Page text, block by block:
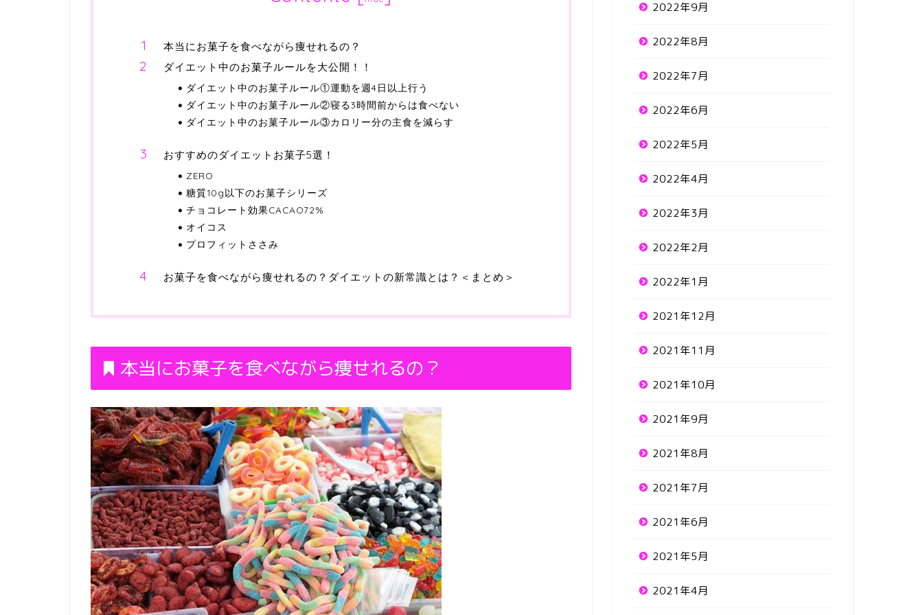
本当にお菓子を食べながら痩せれるの？
ダイエット中のお菓子ルールを大公開！！
ダイエット中のお菓子ルール①運動を週4日以上行う
ダイエット中のお菓子ルール②寝る3時間前からは食べない
ダイエット中のお菓子ルール③カロリー分の主食を減らす
おすすめのダイエットお菓子5選！
ZERO
糖質10g以下のお菓子シリーズ
チョコレート効果CACAO72%
オイコス
プロフィットささみ
お菓子を食べながら痩せれるの？ダイエットの新常識とは？＜まとめ＞
本当にお菓子を食べながら痩せれるの？
2022年9月
2022年8月
2022年7月
2022年6月
2022年5月
2022年4月
2022年3月
2022年2月
2022年1月
2021年12月
2021年11月
2021年10月
2021年9月
2021年8月
2021年7月
2021年6月
2021年5月
2021年4月